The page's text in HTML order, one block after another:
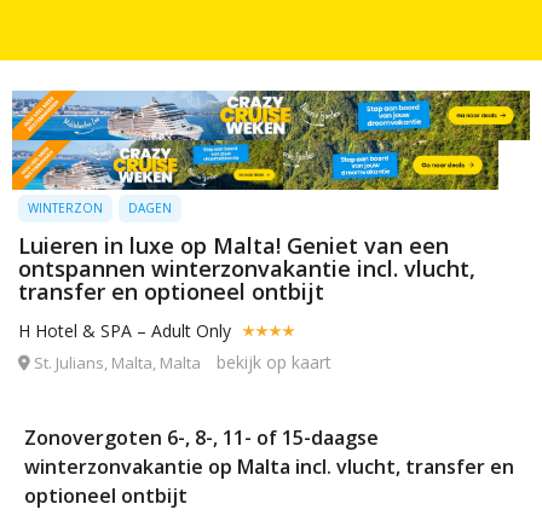
WINTERZON DAGEN
Luieren in luxe op Malta! Geniet van een
ontspannen winterzonvakantie incl. vlucht,
transfer en optioneel ontbijt
H Hotel & SPA – Adult Only
St. Julians, Malta, Malta bekijk op kaart
Zonovergoten 6-, 8-, 11- of 15-daagse
winterzonvakantie op Malta incl. vlucht, transfer en
optioneel ontbijt